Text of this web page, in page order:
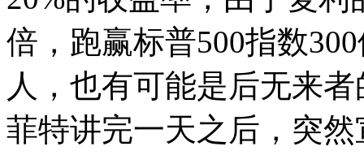
倍，跑赢标普500指数
人，也有可能是后无来
菲特讲完一天之后，突